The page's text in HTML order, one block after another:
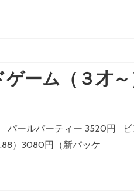
ーム（３才～
ールパーティー 3520円
）3080円（新パッケ